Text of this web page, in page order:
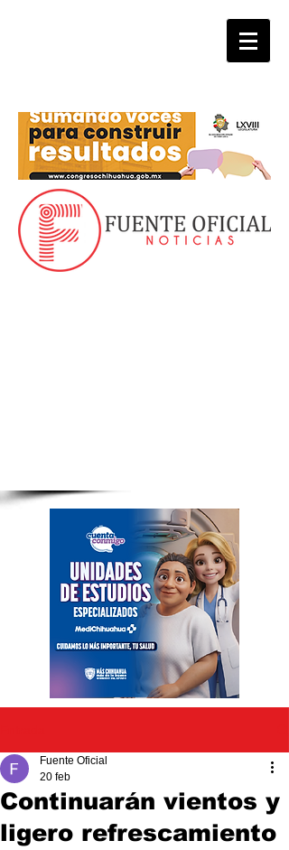
Continuarán vientos y
ligero refrescamiento
Fuente Oficial
20 feb